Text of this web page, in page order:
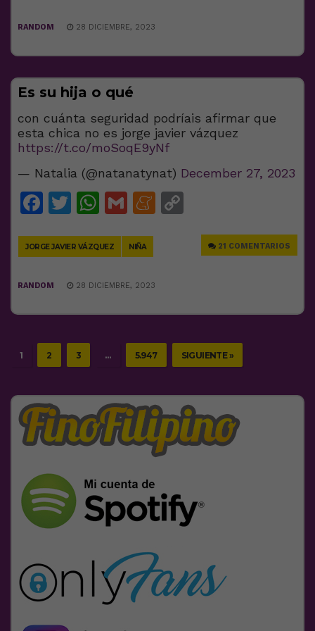
RANDOM 28 DICIEMBRE, 2023
Es su hija o qué
con cuánta seguridad podríais afirmar que
esta chica no es jorge javier vázquez
https://t.co/moSoqE9yNf
— Natalia (@natanatynat) December 27, 2023
Facebook
Twitter
WhatsApp
GmailMeneame
JORGE JAVIER VÁZQUEZ NIÑA 21 COMENTARIOS
RANDOM 28 DICIEMBRE, 2023
1 2 3 … 5.947 SIGUIENTE »